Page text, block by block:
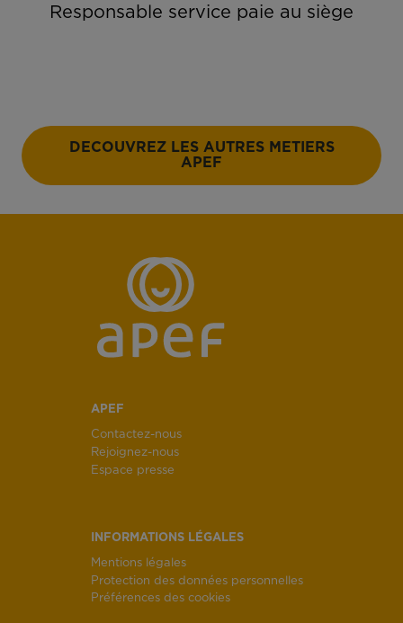
Responsable service paie au siège
DECOUVREZ LES AUTRES METIERS
APEF
APEF
Contactez-nous
Rejoignez-nous
Espace presse
INFORMATIONS LÉGALES
Mentions légales
Protection des données personnelles
Préférences des cookies